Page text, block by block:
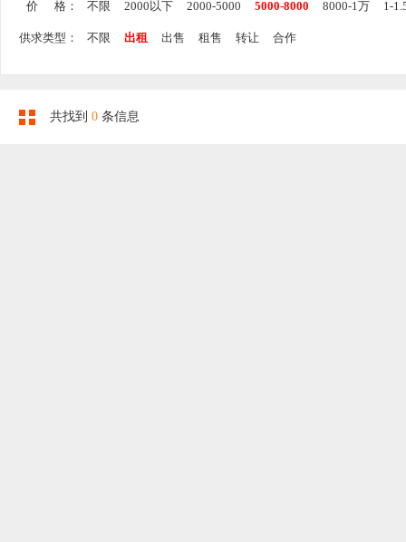
价 格： 不限 2000以下 2000-5000 5000-8000 8000-1万 1-
供求类型： 不限 出租 出售 租售 转让 合作
共找到 0 条信息